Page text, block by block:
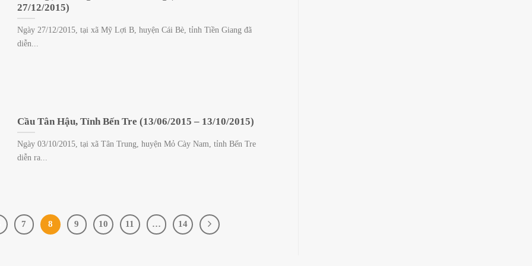
27/12/2015)
Ngày 27/12/2015, tại xã Mỹ Lợi B, huyện Cái Bè, tỉnh Tiền Giang đã
diễn...
Cầu Tân Hậu, Tỉnh Bến Tre (13/06/2015 – 13/10/2015)
Ngày 03/10/2015, tại xã Tân Trung, huyện Mỏ Cày Nam, tỉnh Bến Tre
diễn ra...
7 8 9 10 11 … 14